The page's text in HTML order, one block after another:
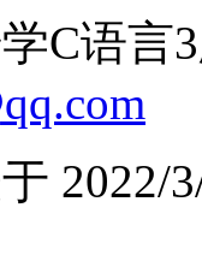
C语言
2022/